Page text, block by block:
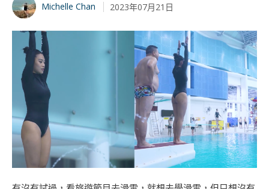
Michelle Chan 2023年07月21日